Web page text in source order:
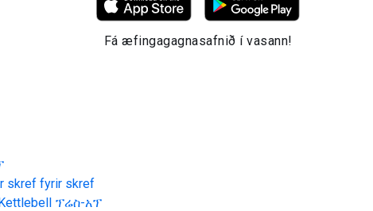
Fá æfingagagnasafnið í vasann!
skref fyrir skref
ፕሬስ-አፕ